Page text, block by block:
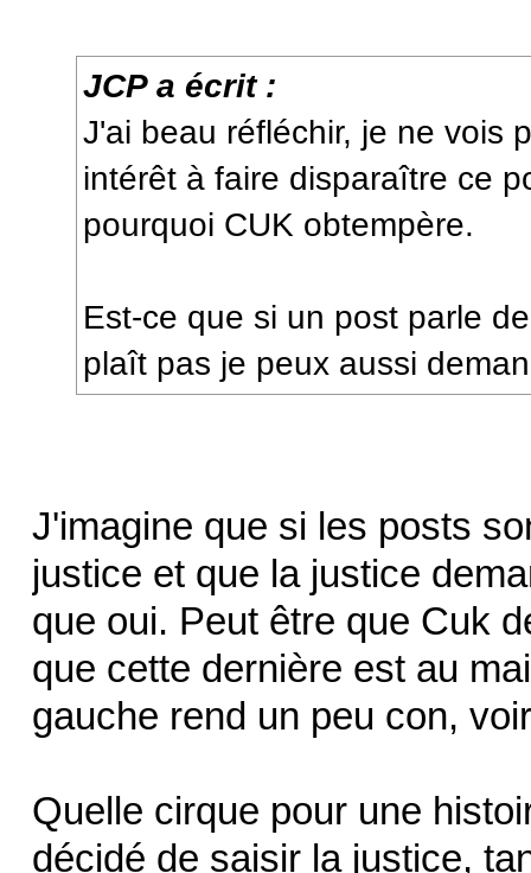
JCP a écrit :
J'ai beau réfléchir, je ne vois
intérêt à faire disparaître ce
pourquoi CUK obtempère.
Est-ce que si un post parle
plaît pas je peux aussi
J'imagine que si les posts
justice et que la justice
que oui. Peut être que Cuk
que cette dernière est au
gauche rend un peu con,
Quelle cirque pour une
décidé de saisir la justice,